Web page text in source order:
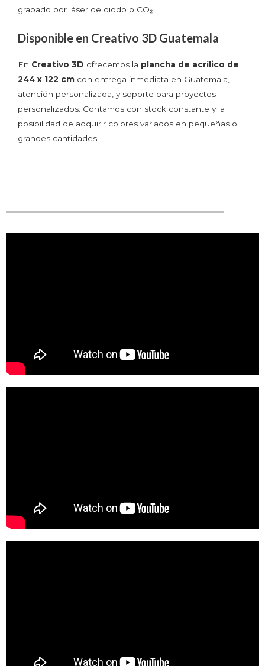
grabado por láser de diodo o CO₂.
Disponible en Creativo 3D Guatemala
En Creativo 3D ofrecemos la plancha de acrílico de
244 x 122 cm con entrega inmediata en Guatemala,
atención personalizada, y soporte para proyectos
personalizados. Contamos con stock constante y la
posibilidad de adquirir colores variados en pequeñas o
grandes cantidades.